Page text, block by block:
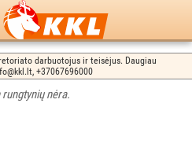
darbuotojus ir teisėjus. Daugiau
+37067696000
rungtynių nėra.